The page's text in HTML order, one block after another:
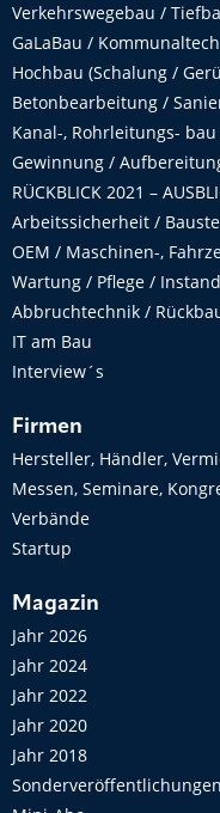
Verkehrswegebau /
GaLaBau /
Hochbau (Schalung /
Betonbearbeitung /
Kanal-, Rohrleitungs-
Gewinnung /
RÜCKBLICK 2021 –
Arbeitssicherheit /
OEM / Maschinen-,
Wartung / Pflege /
Abbruchtechnik /
IT am Bau
Interview´s
Firmen
Hersteller, Händler,
Messen, Seminare,
Verbände
Startup
Magazin
Jahr 2026
Jahr 2024
Jahr 2022
Jahr 2020
Jahr 2018
Sonderveröffentlichungen